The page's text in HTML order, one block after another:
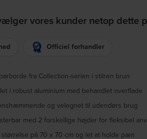
vores kunder netop dette
Officiel forhandler
fra Collection-serien i stilren brun
i robust aluminium med behandlet overflade
og velegnet til udendørs brug
med 2 forskellige højder for fleksibel
størrelse på 70 x 70 cm og let at holde pæn